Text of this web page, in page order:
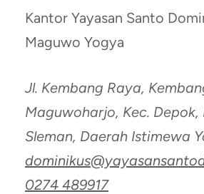
Kantor Yayasan Santo
Maguwo Yogya
Jl. Kembang Raya,
Maguwoharjo, Kec.
Sleman, Daerah Istimewa
0274 489917